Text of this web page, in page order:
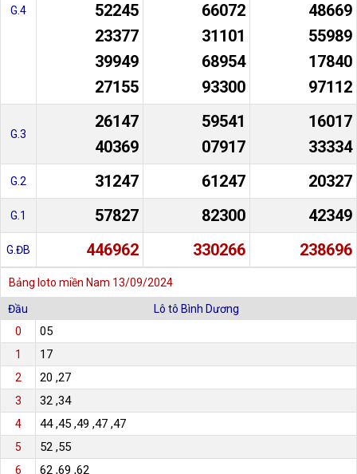
G.4
52245
23377
39949
27155
66072
31101
68954
93300
48669
55989
17840
97112
G.3
26147
40369
59541
07917
16017
33334
G.2 31247 61247 20327
G.1 57827 82300 42349
G.ĐB 446962 330266 238696
Bảng loto miền Nam 13/09/2024
Đầu
Lô tô Bình Dương
0
05
1 17
2 20 ,27
3 32 ,34
4 44 ,45 ,49 ,47 ,47
5 52 ,55
6 62 ,69 ,62